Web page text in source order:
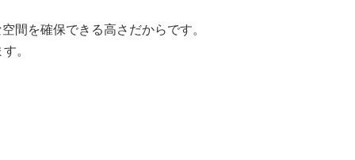
間を確保できる高さだからです。
。